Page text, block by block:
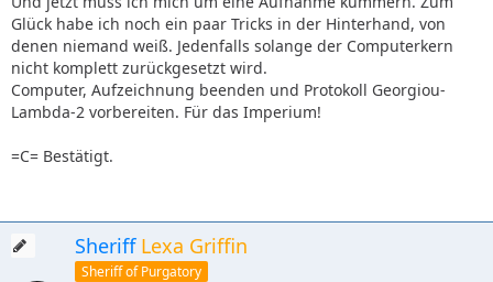
Glück habe ich noch ein paar Tricks in der Hinterhand, von
denen niemand weiß. Jedenfalls solange der Computerkern
nicht komplett zurückgesetzt wird.
Computer, Aufzeichnung beenden und Protokoll Georgiou-
Lambda-2 vorbereiten. Für das Imperium!
=C= Bestätigt.
Sheriff Lexa Griffin
Sheriff of Purgatory